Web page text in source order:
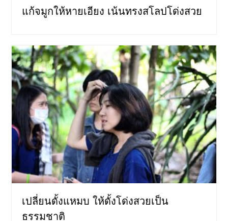
แก้จมูกให้หายเอียง เน้นทรงสโลปโด่งสวย
เปลี่ยนดั้งแหมบ ให้ดั้งโด่งสวยเป็น
ธรรมชาติ